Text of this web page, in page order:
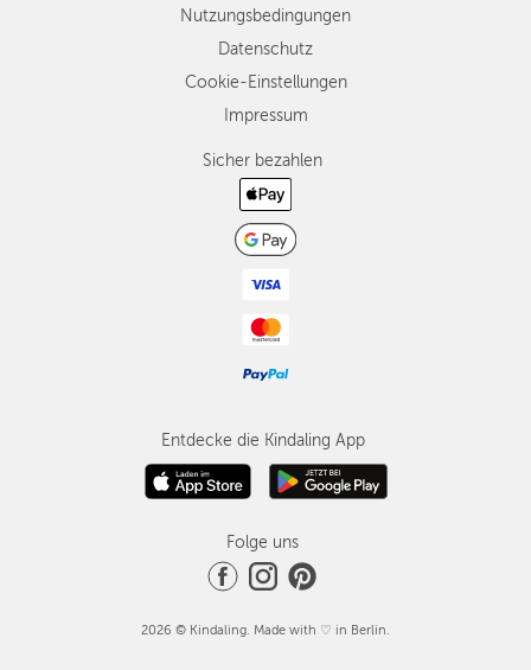
Nutzungsbedingungen
Datenschutz
Cookie-Einstellungen
Impressum
Sicher bezahlen
Entdecke die Kindaling App
Folge uns
2026 © Kindaling. Made with ♡ in Berlin.